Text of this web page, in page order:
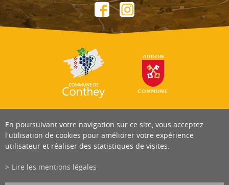
En poursuivant votre navigation sur ce site, vous acceptez
l'utilisation de cookies pour améliorer votre expérience
utilisateur et réaliser des statistiques de visites.
Lire les mentions légales